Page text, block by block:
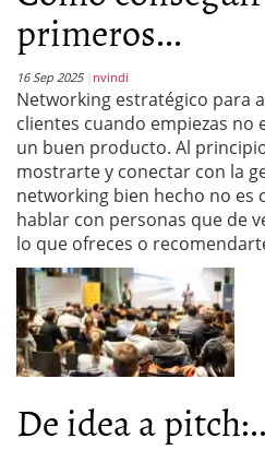
primeros...
16 Sep 2025 nvindi
Networking estratégico para
clientes cuando empiezas no
un buen producto. Al
mostrarte y conectar con la
networking bien hecho no es
hablar con personas que de
lo que ofreces o
De idea a